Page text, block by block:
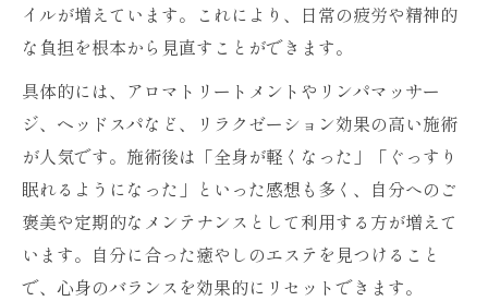
イルが増えています。これにより、日常の疲労や精神的
な負担を根本から見直すことができます。
具体的には、アロマトリートメントやリンパマッサー
ジ、ヘッドスパなど、リラクゼーション効果の高い施術
が人気です。施術後は「全身が軽くなった」「ぐっすり
眠れるようになった」といった感想も多く、自分へのご
褒美や定期的なメンテナンスとして利用する方が増えて
います。自分に合った癒やしのエステを見つけること
で、心身のバランスを効果的にリセットできます。